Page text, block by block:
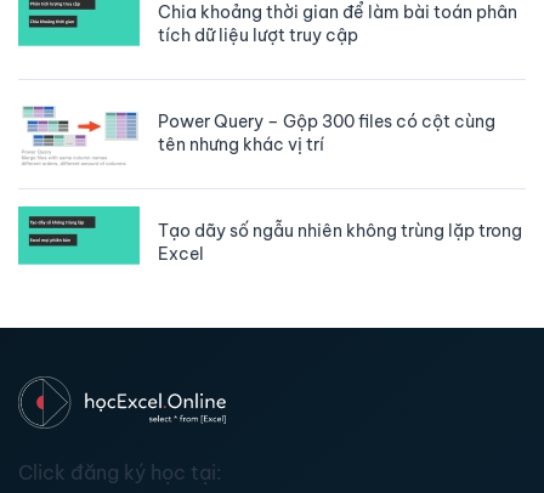
Chia khoảng thời gian để làm bài toán phân
tích dữ liệu lượt truy cập
Power Query – Gộp 300 files có cột cùng
tên nhưng khác vị trí
Tạo dãy số ngẫu nhiên không trùng lặp trong
Excel
Click đăng ký học tại: